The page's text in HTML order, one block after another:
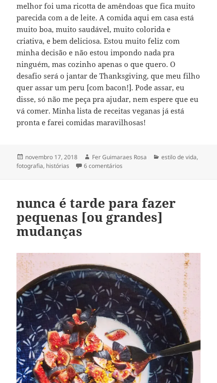
melhor foi uma ricotta de amêndoas que fica muito
parecida com a de leite. A comida aqui em casa está
muito boa, muito saudável, muito colorida e
criativa, e bem deliciosa. Estou muito feliz com
minha decisão e não estou impondo nada pra
ninguém, mas cozinho apenas o que quero. O
desafio será o jantar de Thanksgiving, que meu filho
quer assar um peru [com bacon!]. Pode assar, eu
disse, só não me peça pra ajudar, nem espere que eu
vá comer. Minha lista de receitas veganas já está
pronta e farei comidas maravilhosas!
Publicado
em
novembro 17, 2018 Autor
Fer Guimaraes Rosa Categorias
estilo de vida,
fotografia, histórias 6 comentários
nunca é tarde para fazer
pequenas [ou grandes]
mudanças